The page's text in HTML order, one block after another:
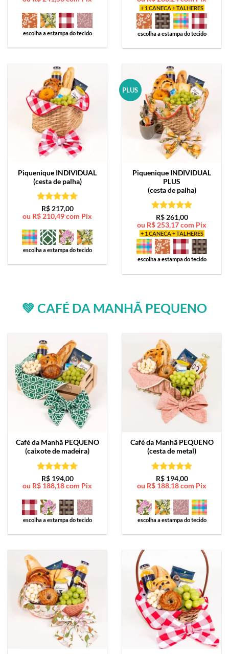
escolha a estampa do tecido
+ 1 CANECA + TALHERES
escolha a estampa do tecido
Piquenique INDIVIDUAL
(cesta de palha)
Avaliação5
de 5
R$217,00
ou R$ 210,49com Pix
escolha a estampa do tecido
PLUS
Piquenique INDIVIDUAL
PLUS
(cesta de palha)
Avaliação5
de 5
R$261,00
ou R$ 253,17com Pix
+ 1 CANECA + TALHERES
escolha a estampa do tecido
💚 CAFÉ DA MANHÃ PEQUENO
Café da Manhã PEQUENO
(caixote de madeira)
Avaliação5
de 5
R$194,00
ou R$ 188,18com Pix
escolha a estampa do tecido
Café da Manhã PEQUENO
(cesta de metal)
Avaliação5
de 5
R$194,00
ou R$ 188,18com Pix
escolha a estampa do tecido